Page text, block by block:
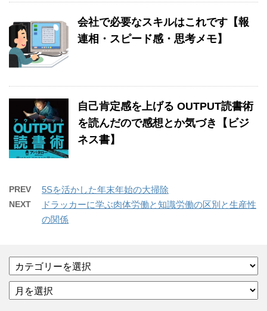
会社で必要なスキルはこれです【報
連相・スピード感・思考メモ】
自己肯定感を上げる OUTPUT読書術
を読んだので感想とか気づき【ビジ
ネス書】
PREV 5Sを活かした年末年始の大掃除
NEXT
ドラッカーに学ぶ肉体労働と知識労働の区別と生産性
の関係
テ
ゴ
リ
ア
ー